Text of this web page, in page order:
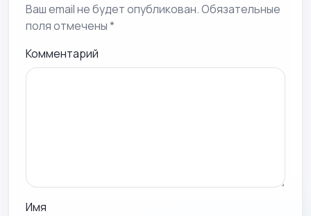
Ваш email не будет опубликован. Обязательные
поля отмечены *
Комментарий
Имя